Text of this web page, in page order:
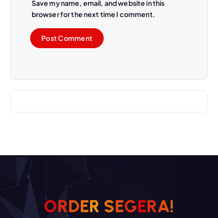
Save my name, email, and website in this
browser for the next time I comment.
ORDER SEGERA!